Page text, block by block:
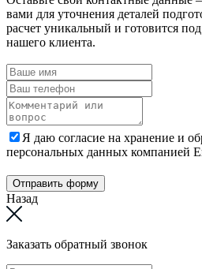
вами для уточнения деталей
расчет уникальный и готовится
нашего клиента.
Я даю согласие на хранение и
персональных данных компанией
Отправить форму
Назад
Заказать обратный звонок